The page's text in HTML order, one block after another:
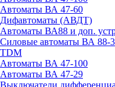
Автоматы ВА 47-60
Дифавтоматы (АВДТ)
Автоматы ВА88 и доп.
Силовые автоматы ВА 88-
TDM
Автоматы ВА 47-100
Автоматы ВА 47-29
Выключатели